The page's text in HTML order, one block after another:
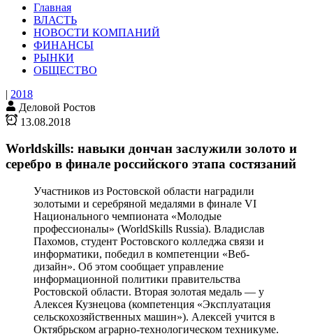
Главная
ВЛАСТЬ
НОВОСТИ КОМПАНИЙ
ФИНАНСЫ
РЫНКИ
ОБЩЕСТВО
| 2018
Деловой Ростов
13.08.2018
Worldskills: навыки дончан заслужили золото и
серебро в финале российского этапа состязаний
Участников из Ростовской области наградили
золотыми и серебряной медалями в финале VI
Национального чемпионата «Молодые
профессионалы» (WorldSkills Russia). Владислав
Пахомов, студент Ростовского колледжа связи и
информатики, победил в компетенции «Веб-
дизайн». Об этом сообщает управление
информационной политики правительства
Ростовской области. Вторая золотая медаль — у
Алексея Кузнецова (компетенция «Эксплуатация
сельскохозяйственных машин»). Алексей учится в
Октябрьском аграрно-технологическом техникуме.